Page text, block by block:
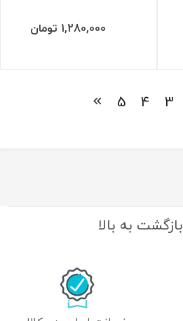
1,280,000 تومان
3
4
5
بازگشت به بالا